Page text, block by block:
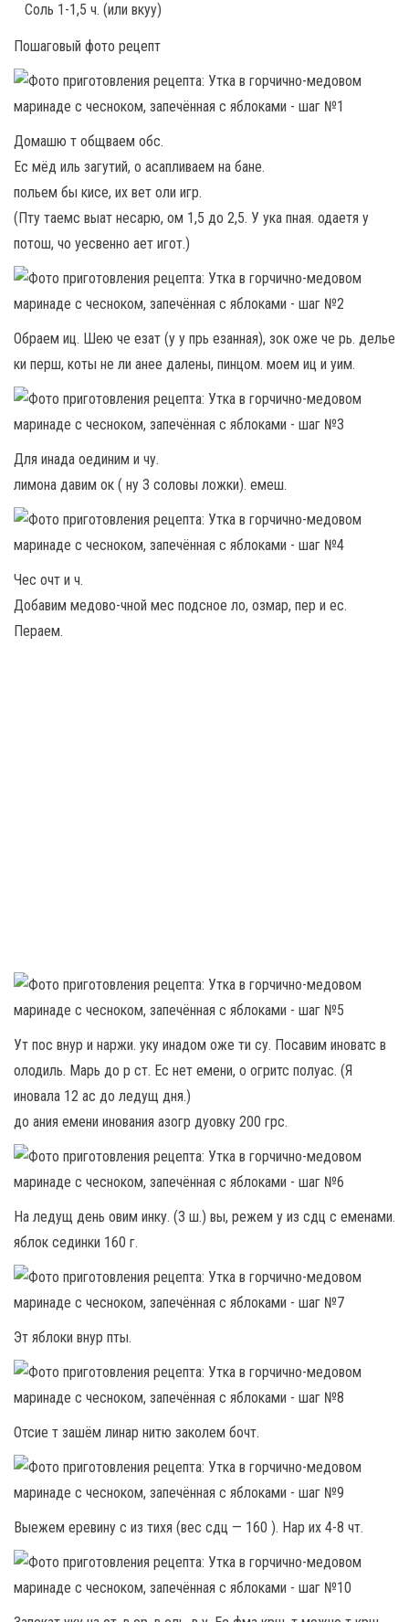
Соль 1-1,5 ч. (или вкуу)
Пошаговый фото рецепт
Домашю т общваем обс.
Ес мёд иль загутий, о асапливаем на бане.
польем бы кисе, их вет оли игр.
(Пту таемс выат несарю, ом 1,5 до 2,5. У ука пная. одаетя у
потош, чо уесвенно ает игот.)
Обраем иц. Шею че езат (у у прь езанная), зок оже че рь. делье
ки перш, коты не ли анее далены, пинцом. моем иц и уим.
Для инада оединим и чу.
лимона давим ок ( ну 3 соловы ложки). емеш.
Чес очт и ч.
Добавим медово-чной мес подсное ло, озмар, пер и ес.
Пераем.
Ут пос внур и наржи. уку инадом оже ти су. Посавим иноватс в
олодиль. Марь до р ст. Ес нет емени, о огритс полуас. (Я
иновала 12 ас до ледущ дня.)
до ания емени инования азогр дуовку 200 грс.
На ледущ день овим инку. (3 ш.) вы, режем у из сдц с еменами.
яблок сединки 160 г.
Эт яблоки внур пты.
Отсие т зашём линар нитю заколем бочт.
Выежем еревину с из тихя (вес сдц — 160 ). Нар их 4-8 чт.